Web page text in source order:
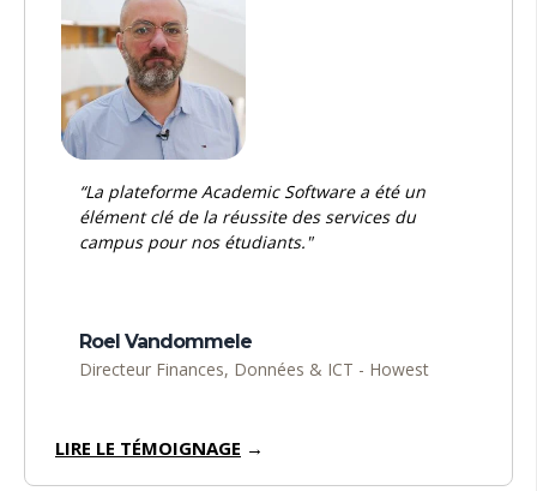
“La plateforme Academic Software a été un
élément clé de la réussite des services du
campus pour nos étudiants."
Roel Vandommele
Directeur Finances, Données & ICT - Howest
LIRE LE TÉMOIGNAGE →